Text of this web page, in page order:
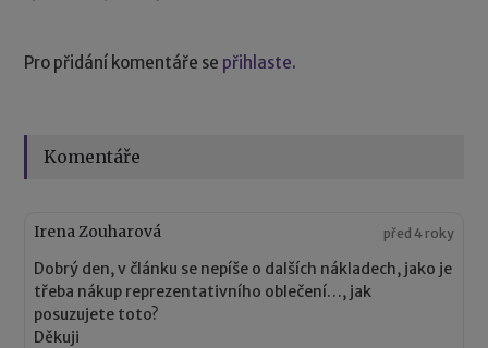
Pro přidání komentáře se přihlaste.
Komentáře
Irena Zouharová před 4 roky
Dobrý den, v článku se nepíše o dalších nákladech, jako je
třeba nákup reprezentativního oblečení…, jak
posuzujete toto?
Děkuji